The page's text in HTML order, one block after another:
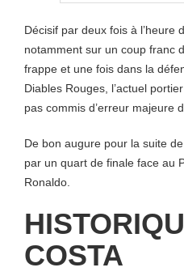
Décisif par deux fois à l’heure
notamment sur un coup franc
frappe et une fois dans la
Diables Rouges, l’actuel
pas commis d’erreur majeure
De bon augure pour la suite
par un quart de finale face au
Ronaldo.
COSTA